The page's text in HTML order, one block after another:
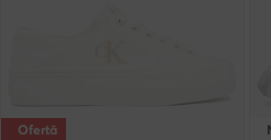
Ofertă